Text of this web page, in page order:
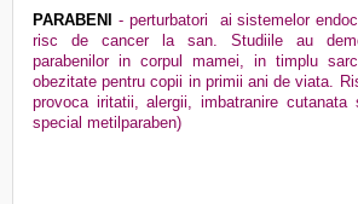
PARABENI
- perturbatori
ai sistemelor
risc de cancer la san. Studiile au
parabenilor in corpul mamei, in timplu
obezitate pentru copii in primii ani de viata.
provoca iritatii, alergii, imbatranire cutanata
special metilparaben)